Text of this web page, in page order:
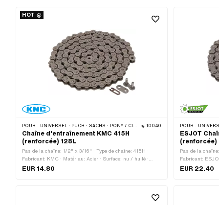
HOT
POUR : UNIVERSEL · PUCH · SACHS · PONY / CILO (BÊTA 521 & 512) · ZÜNDAPP BELMONDO · TOMOS · BYE BIKE · ALPA CHOPPER / TURBO · CILO 10040
Chaîne d'entraînement KMC 415H
(renforcée) 128L
Pas de la chaîne: 1/2" x 3/16" · Type de chaîne: 415H ·
Fabricant: KMC · Matériau: Acier · Surface: nu / huilé ·
Couleur: gris · Circonférence de roulement: 1626 mm ·
EUR 14.80
POUR : UNIVERSEL · PUCH ·
ESJOT
(renforcée)
Pas de la
Fabricant:
Couleur: gris ·
EUR 22.40